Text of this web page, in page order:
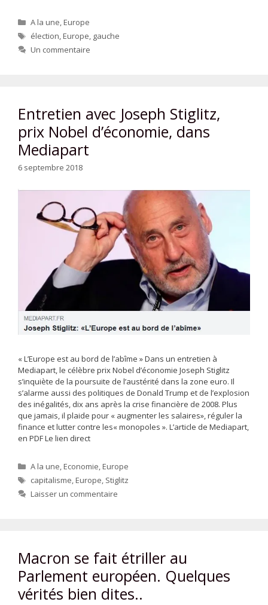
Catégories
A la une,Europe
Étiquettes
élection,Europe, gauche
Un commentaire
Entretien avec Joseph Stiglitz,
prix Nobel d’économie, dans
Mediapart
6 septembre 2018
« L’Europe est au bord de l’abîme » Dans un entretien à
Mediapart, le célèbre prix Nobel d’économie Joseph Stiglitz
s’inquiète de la poursuite de l’austérité dans la zone euro. Il
s’alarme aussi des politiques de Donald Trump et de l’explosion
des inégalités, dix ans après la crise financière de 2008. Plus
que jamais, il plaide pour « augmenter les salaires», réguler la
finance et lutter contre les« monopoles ». L’article de Mediapart,
en PDF Le lien direct
Catégories
A la une,Economie,Europe
Étiquettes
capitalisme,Europe, Stiglitz
Laisser un commentaire
Macron se fait étriller au
Parlement européen. Quelques
vérités bien dites..